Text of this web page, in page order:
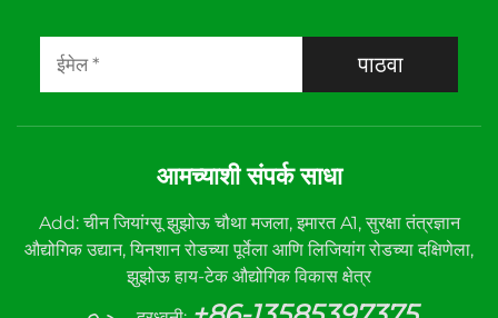
पाठवा
आमच्याशी संपर्क साधा
Add: चीन जियांग्सू झुझोऊ चौथा मजला, इमारत A1, सुरक्षा तंत्रज्ञान
औद्योगिक उद्यान, यिनशान रोडच्या पूर्वेला आणि लिजियांग रोडच्या दक्षिणेला,
झुझोऊ हाय-टेक औद्योगिक विकास क्षेत्र